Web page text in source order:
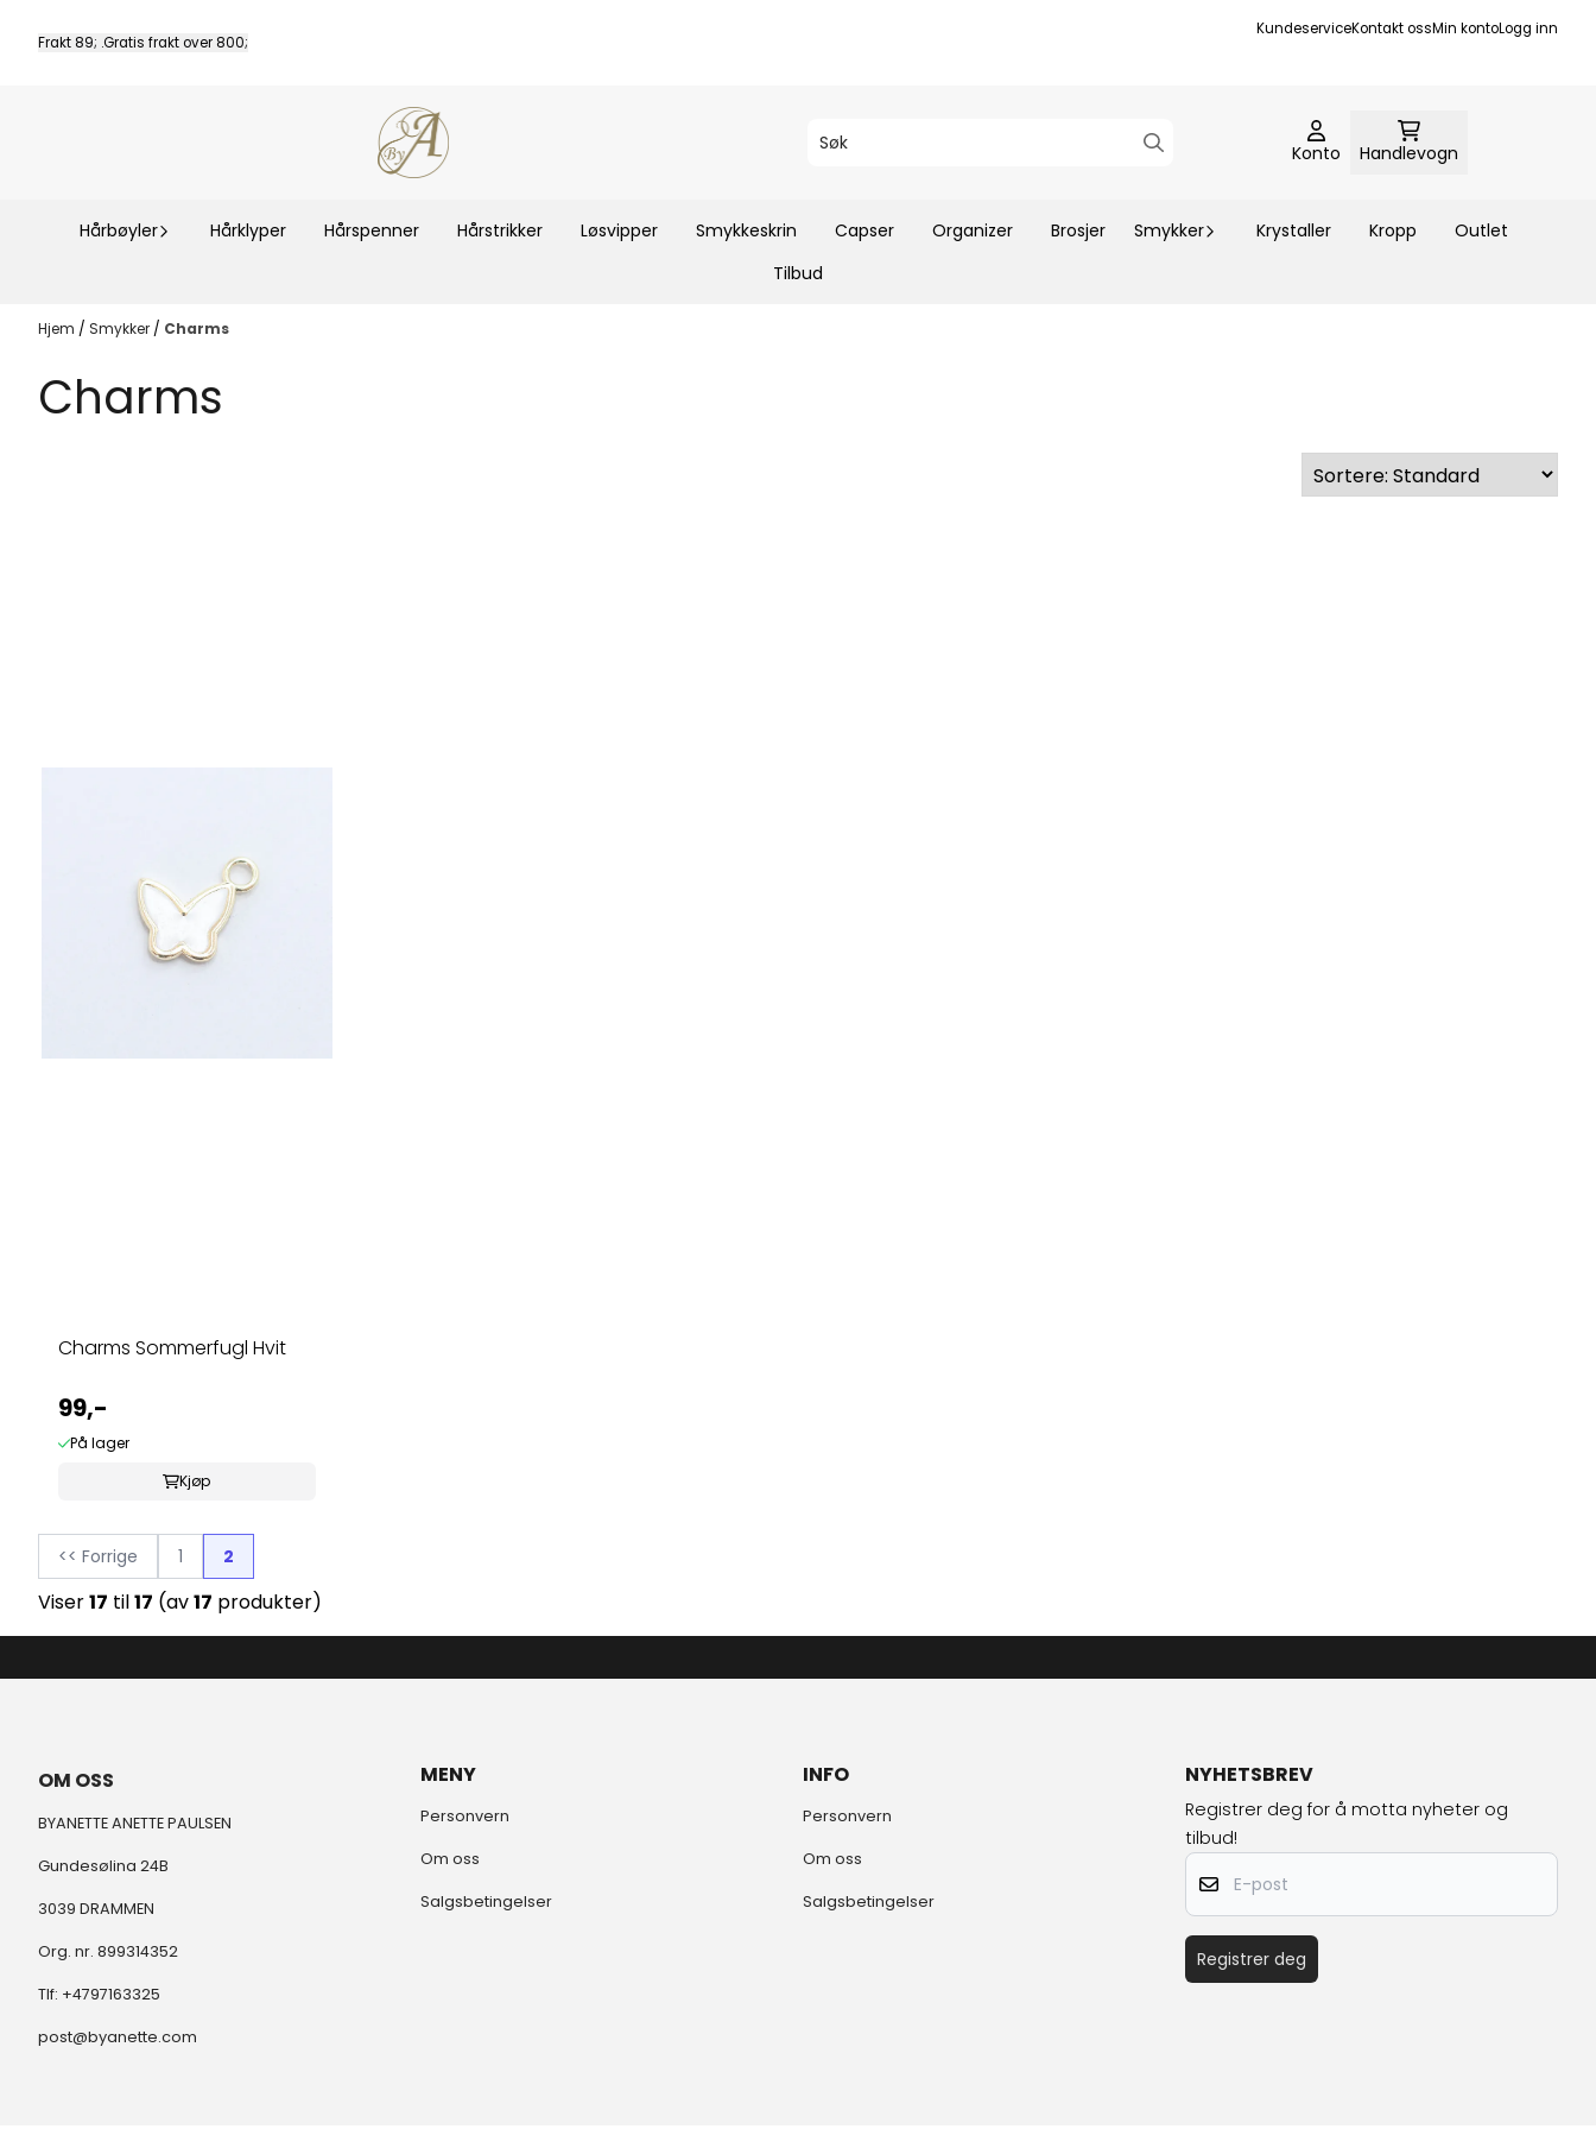
Frakt 89; .Gratis frakt over 800;
KundeserviceKontakt ossMin kontoLogg inn
Konto Handlevogn
Hårbøyler Hårklyper Hårspenner Hårstrikker Løsvipper Smykkeskrin Capser Organizer Brosjer Smykker Krystaller Kropp
Outlet
Tilbud
Hjem / Smykker / Charms
Charms
Charms Sommerfugl Hvit
99,-
På lager
Kjøp
<< Forrige 1 2
Viser17 til17 (av17 produkter)
OM OSS
BYANETTE ANETTE PAULSEN
Gundesølina 24B
3039 DRAMMEN
Org. nr. 899314352
Tlf: +4797163325
post@byanette.com
MENY
Personvern
Om oss
Salgsbetingelser
INFO
Personvern
Om oss
Salgsbetingelser
NYHETSBREV
Registrer deg for å motta nyheter og
tilbud!
E-post
Registrer deg